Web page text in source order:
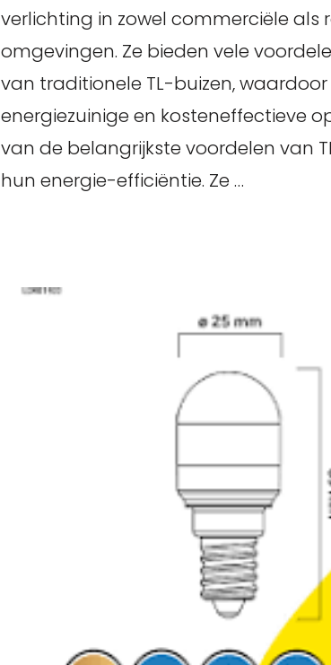
verlichting in zowel commerciële als
omgevingen. Ze bieden vele
van traditionele TL-buizen, waardoor
energiezuinige en kosteneffectieve
van de belangrijkste voordelen van
hun energie-efficiëntie. Ze …